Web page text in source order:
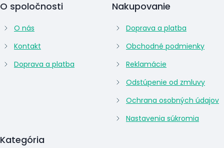
O spoločnosti
O nás
Kontakt
Doprava a platba
Kategória
Nakupovanie
Doprava a platba
Obchodné podmienky
Reklamácie
Odstúpenie od zmluvy
Ochrana osobných údajov
Nastavenia súkromia